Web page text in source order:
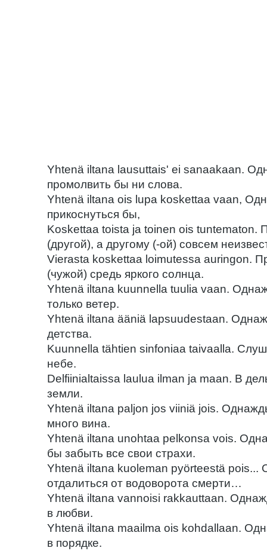
Yhtenä iltana lausuttais' ei sanaakaan.
промолвить бы ни слова.
Yhtenä iltana ois lupa koskettaa vaan,
прикоснуться бы,
Koskettaa toista ja toinen ois tuntematon.
(другой), а другому (-ой) совсем
Vierasta koskettaa loimutessa auringon.
(чужой) средь яркого солнца.
Yhtenä iltana kuunnella tuulia vaan.
только ветер.
Yhtenä iltana ääniä lapsuudestaan.
детства.
Kuunnella tähtien sinfoniaa taivaalla.
небе.
Delfiinialtaissa laulua ilman ja maan. В
земли.
Yhtenä iltana paljon jos viiniä jois.
много вина.
Yhtenä iltana unohtaa pelkonsa vois.
бы забыть все свои страхи.
Yhtenä iltana kuoleman pyörteestä
отдалиться от водоворота смерти…
Yhtenä iltana vannoisi rakkauttaan.
в любви.
Yhtenä iltana maailma ois kohdallaan.
в порядке.